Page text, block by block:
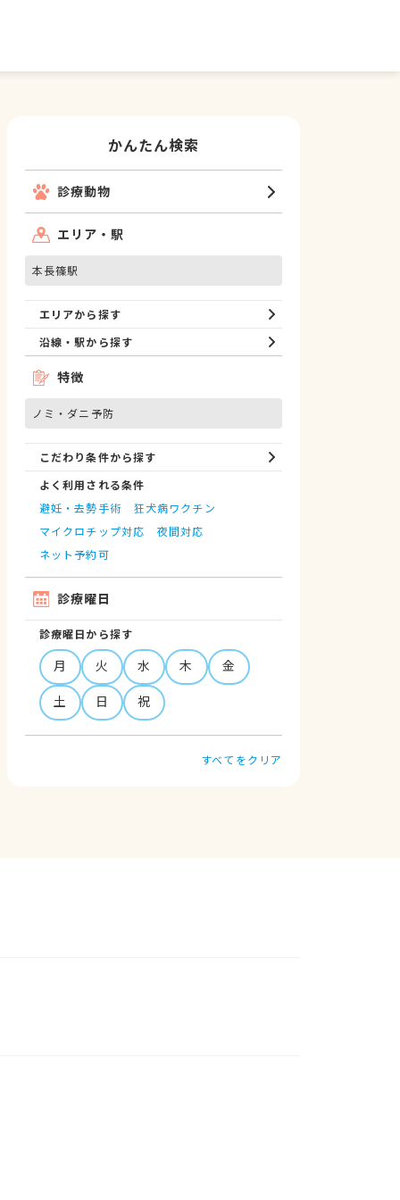
かんたん検索
診療動物
エリア・駅
本長篠駅
エリアから探す
沿線・駅から探す
特徴
ノミ・ダニ予防
こだわり条件から探す
よく利用される条件
避妊・去勢手術
狂犬病ワクチン
マイクロチップ対応
夜間対応
ネット予約可
診療曜日
診療曜日から探す
月 火 水 木
金
土
日 祝
すべてをクリア